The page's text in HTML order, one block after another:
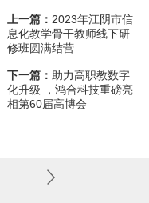
上一篇： 2023年江阴市信
息化教学骨干教师线下研
修班圆满结营
下一篇： 助力高职教数字
化升级 ，鸿合科技重磅亮
相第60届高博会